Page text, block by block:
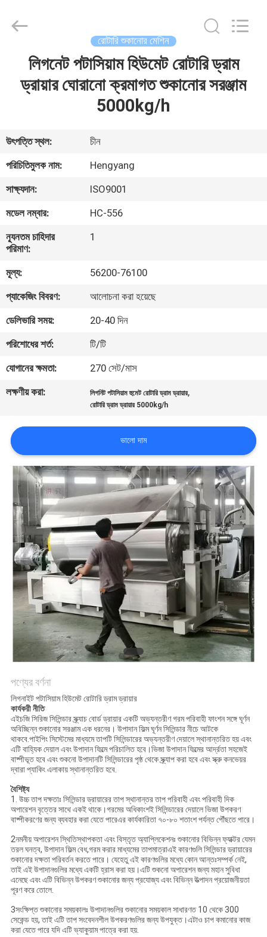
আমাদের
সম্পর্কে
কারখানা
ভ্রমণ
নিয়ন্ত্রণ
যোগাযোগ
করুন
সাইট
ম্যাপ
গোপনীয়তা
নীতি
Industrial
রোটারি শুকানোর মেশিন
লিগনেট পটাসিয়াম হিউমেট রোটারি ড্রাম
ড্রায়ার ঘোরানো ক্রমাগত শুকানোর সরঞ্জাম
5000kg/h
উৎপত্তি স্থল:
চীন
পরিচিতিমুলক নাম:
Hengyang
সাক্ষ্যদান:
ISO9001
মডেল নম্বার:
HC-556
ন্যূনতম চাহিদার
পরিমাণ:
1
মূল্য:
56200-76100
প্যাকেজিং বিবরণ:
আলোচনা করা হয়েছে
ডেলিভারি সময়:
20-40 দিন
পরিশোধের শর্ত:
টি/টি
যোগানের ক্ষমতা:
270 সেট/মাস
লক্ষণীয় করা:
লিগনিট পটাসিয়াম হুমেট রোটারি ড্রাম ড্রায়ার,
রোটারি ড্রাম ড্রায়ার 5000kg/h
ভালো দাম
পণ্যের বর্ণনা
লিগনাইট পটাসিয়াম হিউমেট রোটারি ড্রাম ড্রায়ার
কার্যকরী নীতি
এইচজি সিরিজ সিলিন্ডার স্ক্র্যাচ বোর্ড ড্রায়ার একটি অভ্যন্তরীণ গরম পরিবাহী ফাংশন সঙ্গে ঘূর্ণন
অবিচ্ছিন্ন শুকানোর সরঞ্জাম এক ধরনের। উপাদান ফিল্ম ঘূর্ণন সিলিন্ডার নীচে আটকে
থাকবে.পাইপিং সিস্টেমের মাধ্যমে তাপটি সিলিন্ডারের অভ্যন্তরীণ দেয়ালে স্থানান্তরিত হয় এবং
এটি বাহ্যিক দেয়াল এবং উপাদান ফিল্মে পরিচালিত হবে।ভিজা উপাদান ফিল্মের আর্দ্রতা সহজেই
বাষ্পীভূত হবে এবং শুকনো উপাদানটি সিলিন্ডারের পৃষ্ঠ থেকে স্ক্র্যাপ করা হবে এবং স্ক্রু কনভেয়র
দ্বারা প্যাকিং এলাকায় স্থানান্তরিত হবে.
বৈশিষ্ট্য
1. উচ্চ তাপ দক্ষতাঃ সিলিন্ডার ড্রায়ারের তাপ স্থানান্তর তাপ পরিবাহী এবং পরিবাহী দিক
অপারেশন বৃত্তের সাথে একই থাকে।গরমের অধিকাংশই সিলিন্ডারের দেয়ালে ভিজা উপকরণ
বাষ্পীকরণের জন্য ব্যবহার করা যেতে পারেএর কার্যকারিতা ৭০-৮০ শতাংশ পর্যন্ত পৌঁছতে পারে।
2নমনীয় অপারেশন স্থিতিস্থাপকতা এবং বিস্তৃত অ্যাপ্লিকেশনঃ শুকানোর বিভিন্ন ফ্যাক্টর যেমন
তরল ঘনত্ব, উপাদান ফিল্ম বেধ,গরম করার মাধ্যমের তাপমাত্রাএই কারণগুলি সিলিন্ডার ড্রায়ারের
শুকানোর দক্ষতা পরিবর্তন করতে পারে। যেহেতু এই কারণগুলির মধ্যে কোন আন্তঃসম্পর্ক নেই,
তাই এই উপাদানগুলির মধ্যে একটি হ্রাস করা হয়।এটি শুকনো অপারেশন জন্য মহান সুবিধা
এনেছে এবং এটি বিভিন্ন উপকরণ শুকানোর জন্য প্রযোজ্য এবং বিভিন্ন উত্পাদন প্রয়োজনীয়তা
পূরণ করে তোলে.
3সংক্ষিপ্ত শুকানোর সময়কালঃ উপাদানগুলির শুকানোর সময়কাল সাধারণত 10 থেকে 300
সেকেন্ড হয়, তাই এটি তাপ সংবেদনশীল উপকরণগুলির জন্য উপযুক্ত।এটাও চাপ কমানোর কাজ
করা যেতে পারে যদি এটি ভ্যাকুয়াম পাত্রে করা হয়.